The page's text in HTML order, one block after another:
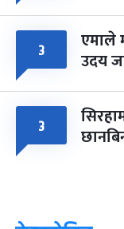
३ एमाले
उदय
३